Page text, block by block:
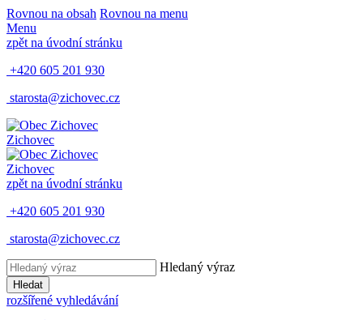
Rovnou na obsah Rovnou na menu
Menu
zpět na úvodní stránku
+420 605 201 930
starosta@zichovec.cz
Zichovec
Zichovec
zpět na úvodní stránku
+420 605 201 930
starosta@zichovec.cz
Hledaný výraz
Hledat
rozšířené vyhledávání